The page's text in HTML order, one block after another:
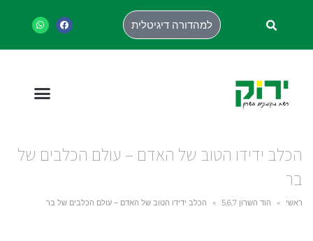
למהדורה דיגיטלית
הכלב ידידו הטוב של האדם – עולם הכלבים של
בר
ראשי » הוד השרון 5,6,7 » הכלב ידידו הטוב של האדם – עולם הכלבים של בר